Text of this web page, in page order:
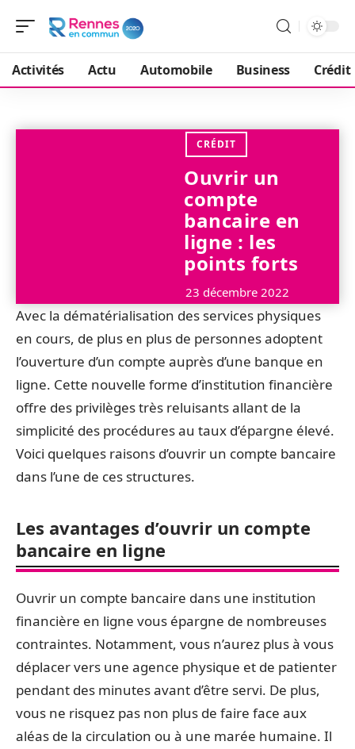
Activités Actu Automobile Business Crédit
CRÉDIT
Ouvrir un
compte
bancaire en
ligne : les
points forts
23 décembre 2022
Avec la dématérialisation des services physiques
en cours, de plus en plus de personnes adoptent
l’ouverture d’un compte auprès d’une banque en
ligne. Cette nouvelle forme d’institution financière
offre des privilèges très reluisants allant de la
simplicité des procédures au taux d’épargne élevé.
Voici quelques raisons d’ouvrir un compte bancaire
dans l’une de ces structures.
Les avantages d’ouvrir un compte
bancaire en ligne
Ouvrir un compte bancaire dans une institution
financière en ligne vous épargne de nombreuses
contraintes. Notamment, vous n’aurez plus à vous
déplacer vers une agence physique et de patienter
pendant des minutes avant d’être servi. De plus,
vous ne risquez pas non plus de faire face aux
aléas de la circulation ou à une marée humaine. Il